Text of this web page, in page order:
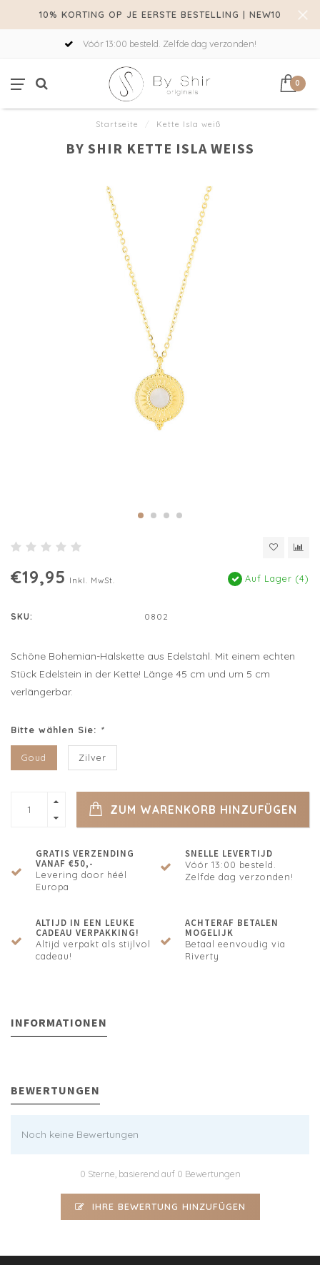
10% KORTING OP JE EERSTE BESTELLING | NEW10
Vóór 13:00 besteld. Zelfde dag verzonden!
0
Startseite / Kette Isla weiß
BY SHIR KETTE ISLA WEISS
€19,95 Inkl. MwSt. Auf Lager (4)
SKU: 0802
Schöne Bohemian-Halskette aus Edelstahl. Mit einem echten
Stück Edelstein in der Kette! Länge 45 cm und um 5 cm
verlängerbar.
Bitte wählen Sie: *
Goud Zilver
ZUM WARENKORB HINZUFÜGEN
GRATIS VERZENDING
VANAF €50,-
Levering door héél
Europa
SNELLE LEVERTIJD
Vóór 13:00 besteld.
Zelfde dag verzonden!
ALTIJD IN EEN LEUKE
CADEAU VERPAKKING!
Altijd verpakt als stijlvol
cadeau!
ACHTERAF BETALEN
MOGELIJK
Betaal eenvoudig via
Riverty
INFORMATIONEN
BEWERTUNGEN
Noch keine Bewertungen
0 Sterne, basierend auf 0 Bewertungen
IHRE BEWERTUNG HINZUFÜGEN